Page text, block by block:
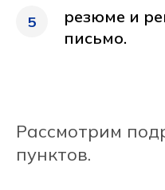
5
резюме и
письмо.
Рассмотрим
пунктов.